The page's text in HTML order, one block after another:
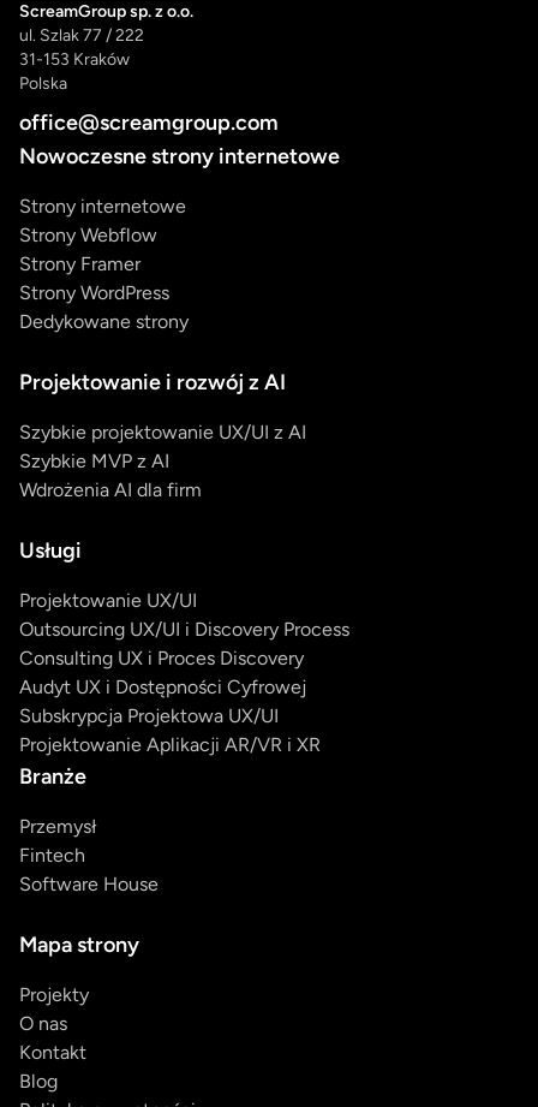
ScreamGroup sp. z o.o.
ul. Szlak 77 / 222
31-153 Kraków
Polska
office@screamgroup.com
Nowoczesne strony internetowe
Strony internetowe
Strony Webflow
Strony Framer
Strony WordPress
Dedykowane strony
Projektowanie i rozwój z AI
Szybkie projektowanie UX/UI z AI
Szybkie MVP z AI
Wdrożenia AI dla firm
Usługi
Projektowanie UX/UI
Outsourcing UX/UI i Discovery Process
Consulting UX i Proces Discovery
Audyt UX i Dostępności Cyfrowej
Subskrypcja Projektowa UX/UI
Projektowanie Aplikacji AR/VR i XR
Branże
Przemysł
Fintech
Software House
Mapa strony
Projekty
O nas
Kontakt
Blog